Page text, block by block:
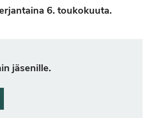
6. toukokuuta.
jäsenille.